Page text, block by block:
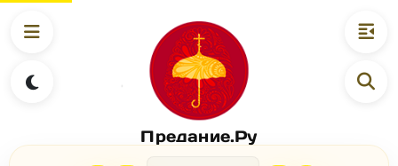
Предание.Ру